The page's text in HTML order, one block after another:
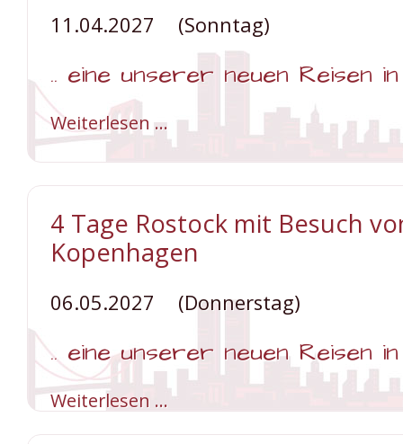
11.04.2027 (Sonntag)
.. eine unserer neuen Reisen
Weiterlesen … Tage
Luxus
pur
4 Tage Rostock mit Besuch
Kopenhagen
06.05.2027 (Donnerstag)
.. eine unserer neuen Reisen
Weiterlesen … 4
Tage